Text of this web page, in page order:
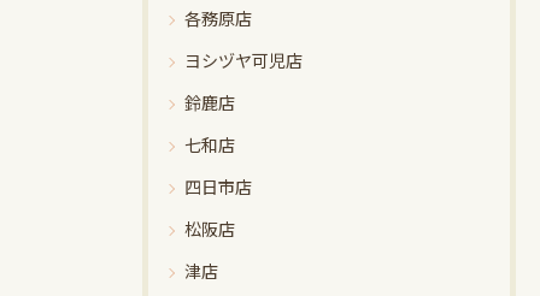
各務原店
ヨシヅヤ可児店
鈴鹿店
七和店
四日市店
松阪店
津店